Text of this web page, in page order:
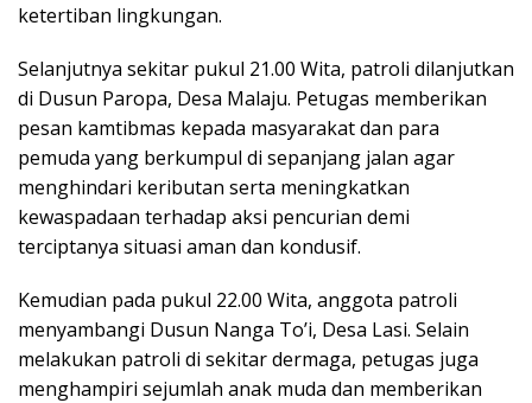
ketertiban lingkungan.
Selanjutnya sekitar pukul 21.00 Wita, patroli dilanjutkan
di Dusun Paropa, Desa Malaju. Petugas memberikan
pesan kamtibmas kepada masyarakat dan para
pemuda yang berkumpul di sepanjang jalan agar
menghindari keributan serta meningkatkan
kewaspadaan terhadap aksi pencurian demi
terciptanya situasi aman dan kondusif.
Kemudian pada pukul 22.00 Wita, anggota patroli
menyambangi Dusun Nanga To’i, Desa Lasi. Selain
melakukan patroli di sekitar dermaga, petugas juga
menghampiri sejumlah anak muda dan memberikan